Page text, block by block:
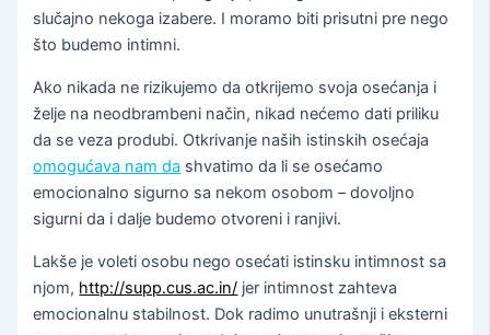
slučajno nekoga izabere. I moramo biti prisutni pre nego
što budemo intimni.
Ako nikada ne rizikujemo da otkrijemo svoja osećanja i
želje na neodbrambeni način, nikad nećemo dati priliku
da se veza produbi. Otkrivanje naših istinskih osećaja
omogućava nam da shvatimo da li se osećamo
emocionalno sigurno sa nekom osobom – dovoljno
sigurni da i dalje budemo otvoreni i ranjivi.
Lakše je voleti osobu nego osećati istinsku intimnost sa
njom, http://supp.cus.ac.in/ jer intimnost zahteva
emocionalnu stabilnost. Dok radimo unutrašnji i eksterni